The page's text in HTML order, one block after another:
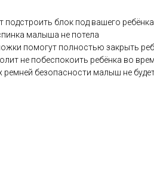
блок под вашего
малыша не потела
помогут полностью закрыть
не побеспокоить ребёнка во
безопасности малыш не